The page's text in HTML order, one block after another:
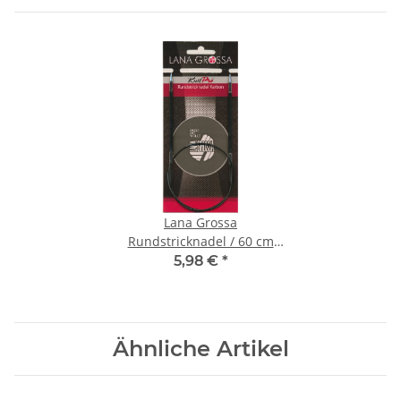
Lana Grossa
Rundstricknadel / 60 cm
Karbon | 5.5 mm
5,98 € *
Ähnliche Artikel